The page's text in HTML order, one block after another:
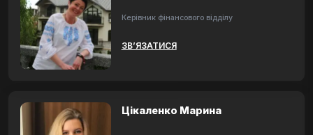
Керівник фінансового відділу
ЗВ’ЯЗАТИСЯ
Цікаленко Марина